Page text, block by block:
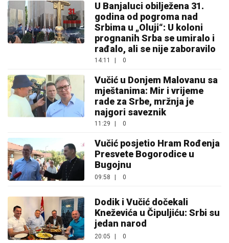
U Banjaluci obilježena 31.
godina od pogroma nad
Srbima u „Oluji“: U koloni
prognanih Srba se umiralo i
rađalo, ali se nije zaboravilo
14:11 0
Vučić u Donjem Malovanu sa
mještanima: Mir i vrijeme
rade za Srbe, mržnja je
najgori saveznik
11:29 0
Vučić posjetio Hram Rođenja
Presvete Bogorodice u
Bugojnu
09:58 0
Dodik i Vučić dočekali
Kneževića u Čipuljiću: Srbi su
jedan narod
20:05 | 0